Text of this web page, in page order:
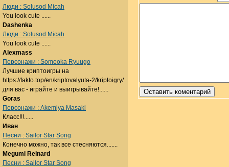
Люди : Solusod Micah
You look cute ......
Dashenka
Люди : Solusod Micah
You look cute ......
Alexmass
Персонажи : Someoka Ryuugo
Лучшие криптоигры на
https://fakto.top/en/kriptovalyuta-2/kriptoigry/
для вас - играйте и выигрывайте!......
Goras
Персонажи : Akemiya Masaki
Класс!!!......
Иван
Песни : Sailor Star Song
Конечно можно, так все стесняются.......
Megumi Reinard
Песни : Sailor Star Song